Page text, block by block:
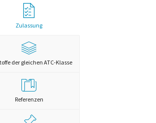
Zulassung
der gleichen ATC-Klasse
Referenzen